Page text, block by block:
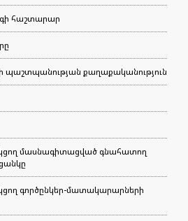
հաշտարար
պաշտպանության քաղաքականություն
մասնագիտացված գնահատող
գործընկեր-մատակարարների